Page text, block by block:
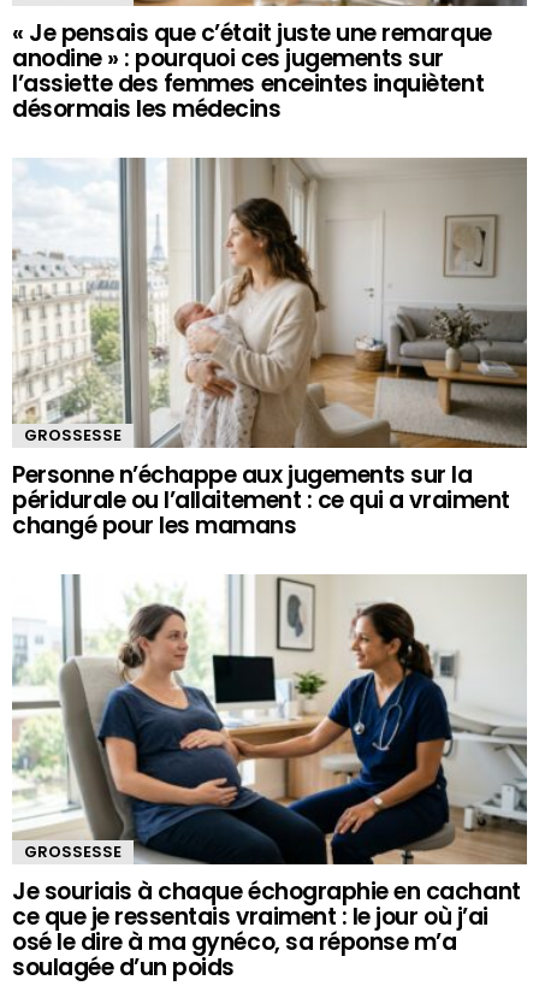
« Je pensais que c’était juste une remarque
anodine » : pourquoi ces jugements sur
l’assiette des femmes enceintes inquiètent
désormais les médecins
GROSSESSE
Personne n’échappe aux jugements sur la
péridurale ou l’allaitement : ce qui a vraiment
changé pour les mamans
GROSSESSE
Je souriais à chaque échographie en cachant
ce que je ressentais vraiment : le jour où j’ai
osé le dire à ma gynéco, sa réponse m’a
soulagée d’un poids